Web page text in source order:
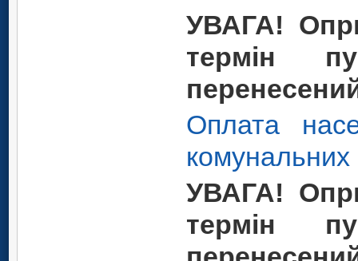
УВАГА!
термін
Оплата
комунальних
УВАГА!
термін